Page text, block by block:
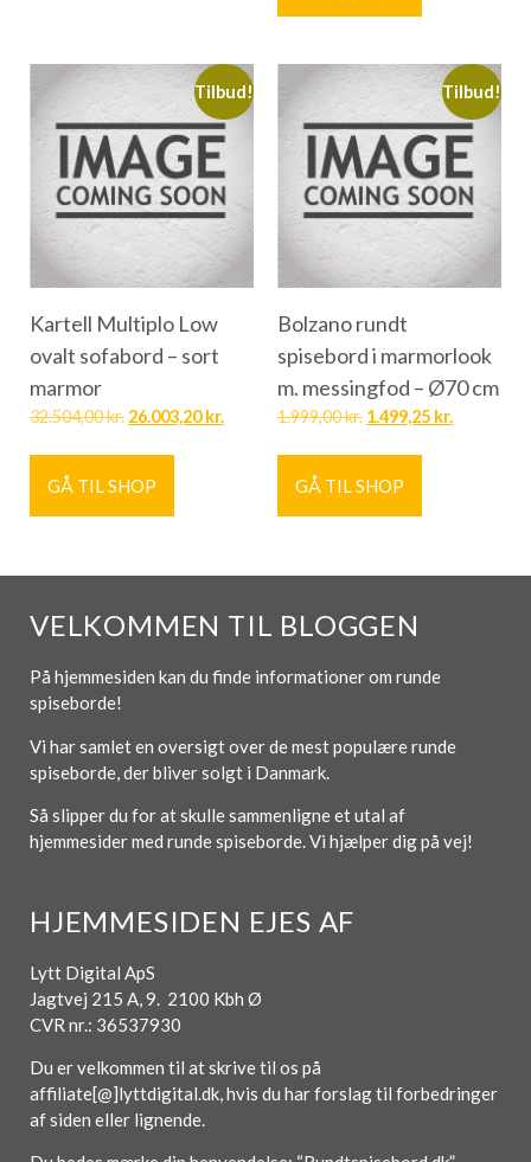
Tilbud!
Kartell Multiplo Low
ovalt sofabord – sort
marmor
32.504,00kr. 26.003,20kr.
GÅ TIL SHOP
Tilbud!
Bolzano rundt
spisebord i marmorlook
m. messingfod – Ø70 cm
1.999,00kr. 1.499,25 kr.
GÅ TIL SHOP
VELKOMMEN TIL BLOGGEN
På hjemmesiden kan du finde informationer om runde
spiseborde!
Vi har samlet en oversigt over de mest populære runde
spiseborde, der bliver solgt i Danmark.
Så slipper du for at skulle sammenligne et utal af
hjemmesider med runde spiseborde. Vi hjælper dig på vej!
HJEMMESIDEN EJES AF
Lytt Digital ApS
Jagtvej 215 A, 9. 2100 Kbh Ø
CVR nr.: 36537930
Du er velkommen til at skrive til os på
affiliate[@]lyttdigital.dk, hvis du har forslag til forbedringer
af siden eller lignende.